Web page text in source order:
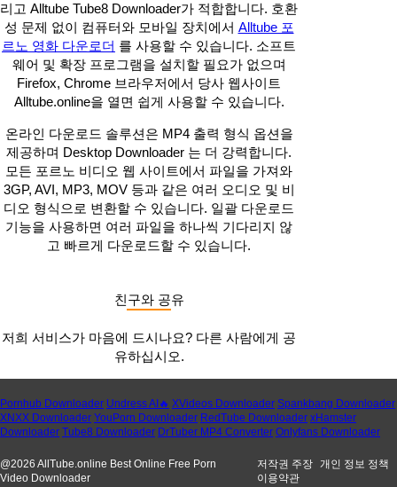
리고 Alltube Tube8 Downloader가 적합합니다. 호환
성 문제 없이 컴퓨터와 모바일 장치에서 Alltube 포
르노 영화 다운로더 를 사용할 수 있습니다. 소프트
웨어 및 확장 프로그램을 설치할 필요가 없으며
Firefox, Chrome 브라우저에서 당사 웹사이트
Alltube.online을 열면 쉽게 사용할 수 있습니다.
온라인 다운로드 솔루션은 MP4 출력 형식 옵션을
제공하며 Desktop Downloader 는 더 강력합니다.
모든 포르노 비디오 웹 사이트에서 파일을 가져와
3GP, AVI, MP3, MOV 등과 같은 여러 오디오 및 비
디오 형식으로 변환할 수 있습니다. 일괄 다운로드
기능을 사용하면 여러 파일을 하나씩 기다리지 않
고 빠르게 다운로드할 수 있습니다.
친구와 공유
저희 서비스가 마음에 드시나요? 다른 사람에게 공
유하십시오.
Pornhub Downloader Undress AI🔥 XVideos Downloader Spankbang Downloader
XNXX Downloader YouPorn Downloader RedTube Downloader xHamster
Downloader Tube8 Downloader DrTuber MP4 Converter Onlyfans Downloader
@2026 AllTube.online Best Online Free Porn
Video Downloader
저작권 주장 개인 정보 정책
이용약관